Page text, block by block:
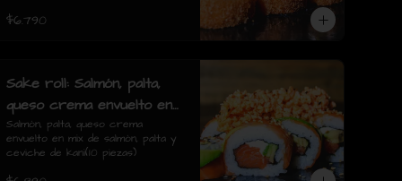
$6.790
Sake roll: Salmón, palta,
queso crema envuelto en
mix de salmón, palta y
ceviche de kani(10 piezas)
Salmón, palta, queso crema
envuelto en mix de salmón, palta y
ceviche de kani(10 piezas)